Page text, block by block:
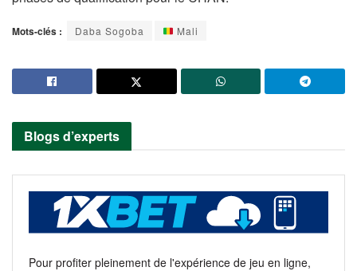
Mots-clés : Daba Sogoba Mali
Blogs d’experts
Pour profiter pleinement de l'expérience de jeu en ligne,